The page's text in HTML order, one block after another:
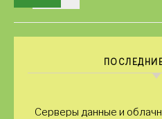
Серверы данные и